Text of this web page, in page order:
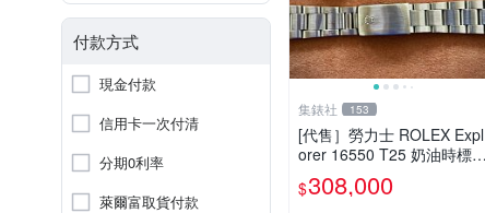
付款方式
現金付款
信用卡一次付清
分期0利率
萊爾富取貨付款
集錶社 153
[代售］勞力士 ROLEX Expl
orer 16550 T25 奶油時標
探險家 單錶（非16570 166
10 16710）
$308,000